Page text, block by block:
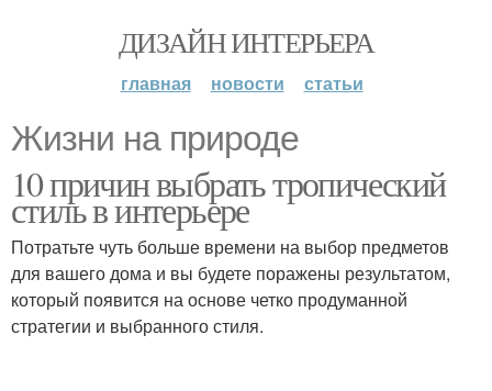
ДИЗАЙН ИНТЕРЬЕРА
главная новости статьи
Жизни на природе
10 причин выбрать тропический
стиль в интерьере
Потратьте чуть больше времени на выбор предметов
для вашего дома и вы будете поражены результатом,
который появится на основе четко продуманной
стратегии и выбранного стиля.